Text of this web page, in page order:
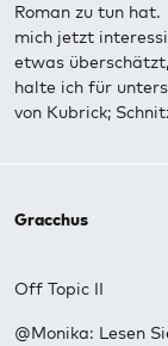
Roman zu tun
mich jetzt
etwas
halte ich für
von Kubrick;
Gracchus
Off Topic II
@Monika: Lesen